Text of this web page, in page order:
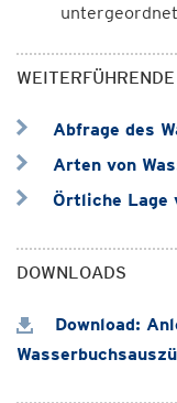
Abfrage des
Arten von
Örtliche Lage
DOWNLOADS
Download: